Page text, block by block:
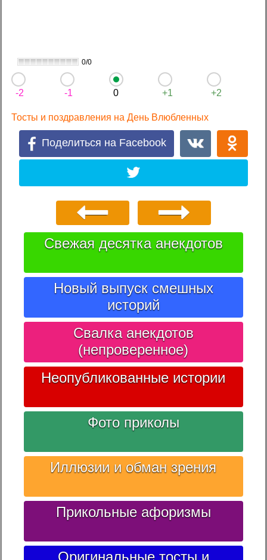
0/0
-2 -1 0 +1 +2
Тосты и поздравления на День Влюбленных
Поделиться на Facebook
Свежая десятка анекдотов
Новый выпуск смешных
историй
Свалка анекдотов
(непроверенное)
Неопубликованные истории
Фото приколы
Иллюзии и обман зрения
Прикольные афоризмы
Оригинальные тосты и